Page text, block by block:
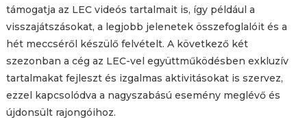
támogatja az LEC videós tartalmait is, így például a
visszajátszásokat, a legjobb jelenetek összefoglalóit és a
hét meccséről készülő felvételt. A következő két
szezonban a cég az LEC-vel együttműködésben exkluzív
tartalmakat fejleszt és izgalmas aktivitásokat is szervez,
ezzel kapcsolódva a nagyszabású esemény meglévő és
újdonsült rajongóihoz.